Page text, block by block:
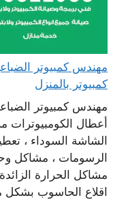
كمبيوتر بالمنزل
مهندس كمبيوتر
أعطال الكومبيوترات
الشاشة السوداء ،
الرسومات ، مشاكل
مشاكل الحرارة
اقلاع الحاسوب بشكل